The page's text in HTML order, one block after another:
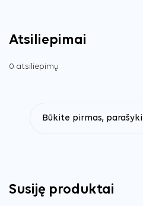
Atsiliepimai
0 atsiliepimų
Būkite pirmas,
Susiję produktai